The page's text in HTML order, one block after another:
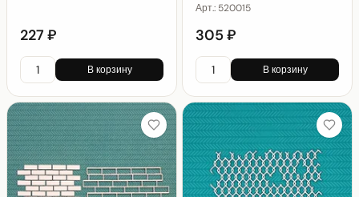
227 ₽
В корзину
Арт.: 520015
305 ₽
В корзину